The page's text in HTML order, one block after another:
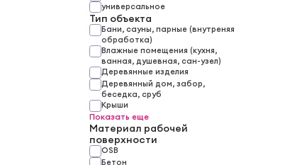
универсальное
Тип объекта
Бани, сауны, парные (внутреняя
обработка)
Влажные помещения (кухня,
ванная, душевная, сан-узел)
Деревянные изделия
Деревянный дом, забор,
беседка, сруб
Крыши
Показать еще
Материал рабочей
поверхности
OSB
Бетон